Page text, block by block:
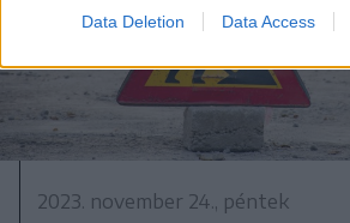
Data Deletion Data Access
2023. november 24., péntek